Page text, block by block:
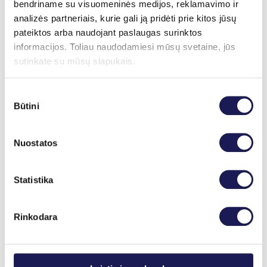
bendriname su visuomeninės medijos, reklamavimo ir
analizės partneriais, kurie gali ją pridėti prie kitos jūsų
pateiktos arba naudojant paslaugas surinktos
informacijos. Toliau naudodamiesi mūsų svetaine, jūs
sutinkate su mūsų slapukais.
pasirinkimas
Būtini
Nuostatos
Statistika
Rinkodara
Registracija internetu
+370 (37) 75 08 66
Daugiau informacijos